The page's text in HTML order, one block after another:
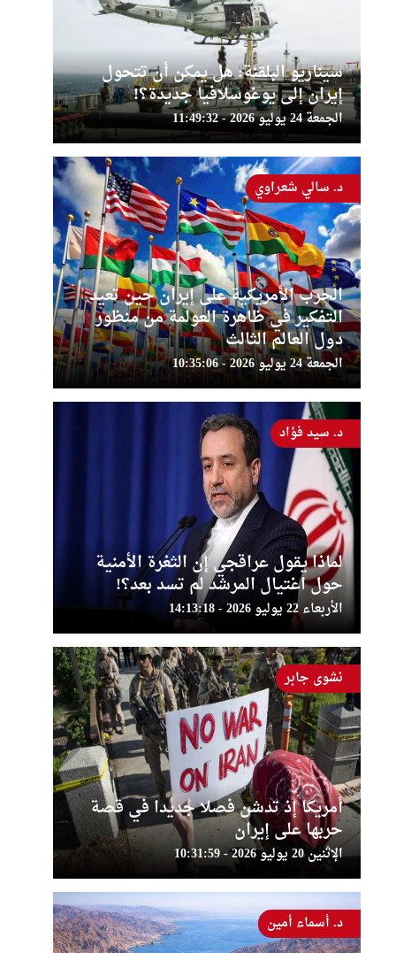
سيناريو البلقنة: هل يمكن أن تتحول
إيران إلى يوغوسلافيا جديدة؟!
الجمعة 24 يوليو 2026 - 11:49:32
الحرب الأمريكية على إيران حين تعيد
التفكير في ظاهرة العولمة من منظور
دول العالم الثالث
الجمعة 24 يوليو 2026 - 10:35:06
د. سالي شعراوي
لماذا يقول عراقجي إن الثغرة الأمنية
حول اغتيال المرشد لم تسد بعد؟!
الأربعاء 22 يوليو 2026 - 14:13:18
د. سيد فؤاد
أمريكا إذ تدشن فصلا جديدا في قصة
حربها على إيران
الإثنين 20 يوليو 2026 - 10:31:59
نشوى جابر
د. أسماء أمين